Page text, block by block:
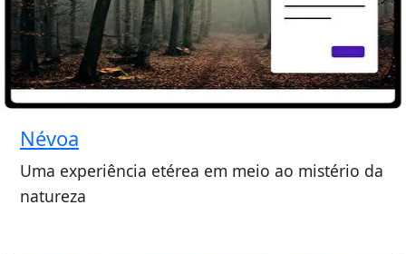
Névoa
Uma experiência etérea em meio ao mistério da
natureza